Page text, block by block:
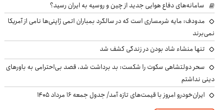
سامانه‌های دفاع هوایی جدید از چین و روسیه به ایران رسید؟
مدودف: مایه شرمساری است که در سالگرد بمباران اتمی ژاپنی‌ها نامی از آمریکا
نمی‌برند
تنها منشاء شاد بودن در زندگی کشف شد
سحر دولتشاهی سکوت را شکست: بد برداشت شد، قصد بی‌احترامی به باورهای
دینی نداشتم
ایران‌خودرو امروز با قیمت‌های تازه آمد/ جدول جمعه ۱۶ مرداد ۱۴۰۵